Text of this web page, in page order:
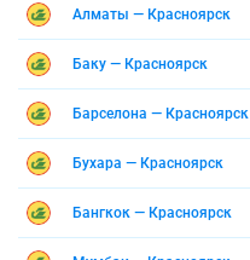
Алматы — Красноярск
Баку — Красноярск
Барселона — Красноярск
Бухара — Красноярск
Бангкок — Красноярск